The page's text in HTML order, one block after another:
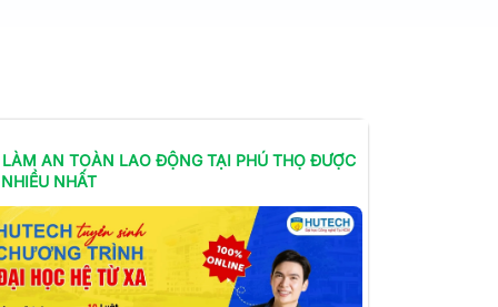
AN TOÀN LAO ĐỘNGTẠI PHÚ THỌ ĐƯỢC
NHẤT